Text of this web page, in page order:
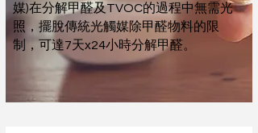
媒)在分解甲醛及TVOC的過程中無需光
照，擺脫傳統光觸媒除甲醛物料的限
制，可達7天x24小時分解甲醛。